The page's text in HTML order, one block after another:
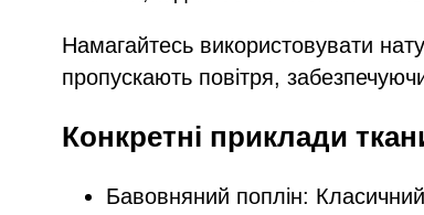
Намагайтесь використовувати
пропускають повітря,
Конкретні приклади
Бавовняний поплін: